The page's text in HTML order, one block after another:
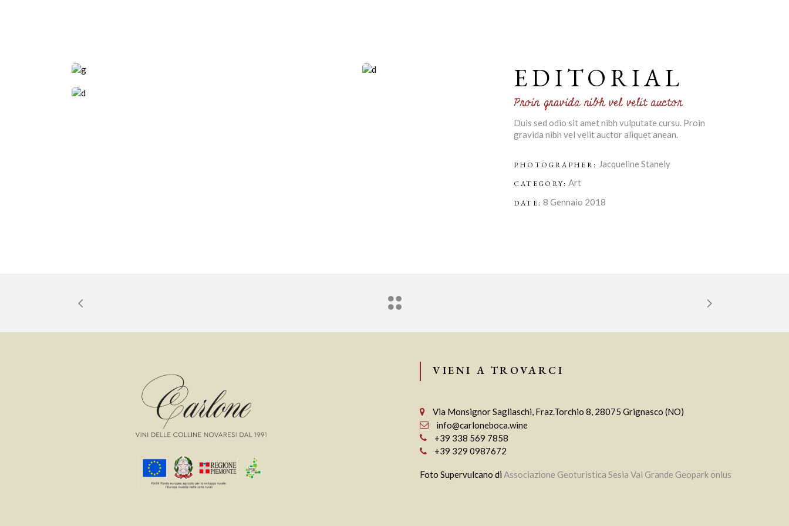
EDITORIAL
Proin gravida nibh vel velit auctor
Duis sed odio sit amet nibh vulputate cursu. Proin
gravida nibh vel velit auctor aliquet anean.
PHOTOGRAPHER: Jacqueline Stanely
CATEGORY: Art
DATE: 8 Gennaio 2018
VIENI A TROVARCI
Via Monsignor Sagliaschi, Fraz.Torchio 8, 28075 Grignasco (NO)
info@carloneboca.wine
+39 338 569 7858
+39 329 0987672
Foto Supervulcano di Associazione Geoturistica Sesia Val Grande Geopark onlus